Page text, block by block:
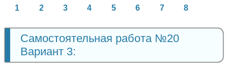
1 2 3 4 5 6 7 8
Самостоятельная работа №20
Вариант 3: